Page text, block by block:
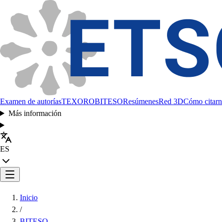
Examen de autoríasTEXOROBITESOResúmenesRed 3DCómo
Más información
ES
Inicio
/